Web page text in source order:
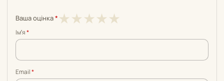
Ваша оцінка* ★
5
★4
5
★3
5
★2
5
★1
5
Імʼя*
Email*